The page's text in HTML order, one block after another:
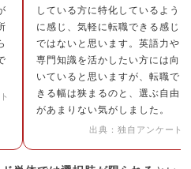
している方に特化しているよう
に感じ、気軽に転職できる感じ
ではないと思います。英語力や
専門知識を活かしたい方には向
いていると思いますが、転職で
きる幅は狭まるのと、選ぶ自由
があまりない気がしました。
出典：独自アンケート